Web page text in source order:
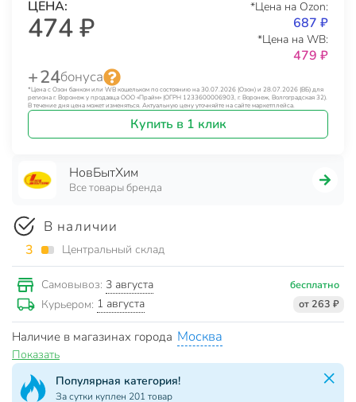
ЦЕНА:
474 ₽
*Цена на Ozon:
687 ₽
*Цена на WB:
479 ₽
+ 24бонуса
*Цена с Озон банком или WB кошельком по состоянию на 30.07.2026 (Озон) и 28.07.2026 (ВБ) для
региона г. Воронеж у продавца ООО «Прайм» (ОГРН 1233600006903, г. Воронеж, Волгоградская 32).
В течение дня цена может изменяться. Актуальную цену уточняйте на сайте маркетплейса.
Купить в 1 клик
НовБытХим
Все товары бренда
В наличии
3 Центральный склад
Самовывоз: 3 августа бесплатно
Курьером: 1 августа от 263 ₽
Наличие в магазинах города Москва
Показать
Популярная категория!
За сутки куплен 201 товар